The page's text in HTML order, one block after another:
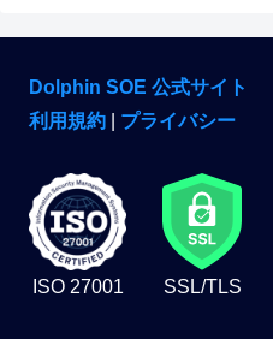
Dolphin SOE 公式サイト
利用規約
プライバシー
ISO 27001 SSL/TLS